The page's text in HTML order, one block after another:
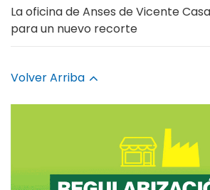
La oficina de Anses de Vicente
para un nuevo recorte
Volver Arriba